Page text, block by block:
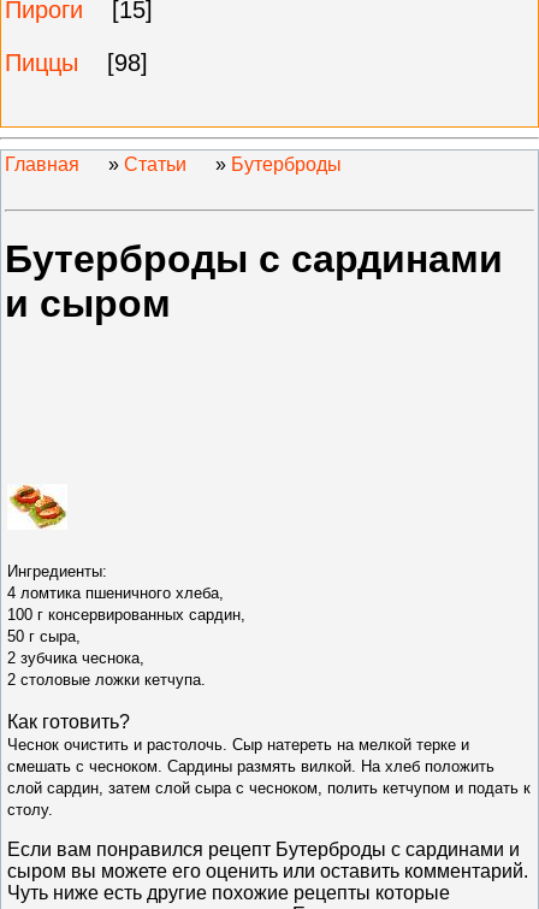
Пироги
[15]
Пиццы
[98]
Главная » Статьи » Бутерброды
Бутерброды с сардинами
и сыром
Ингредиенты:
4 ломтика пшеничного хлеба,
100 г консервированных сардин,
50 г сыра,
2 зубчика чеснока,
2 столовые ложки кетчупа.
Как готовить?
Чеснок очистить и растолочь. Сыр натереть на мелкой терке и
смешать с чесноком. Сардины размять вилкой. На хлеб положить
слой сардин, затем слой сыра с чесноком, полить кетчупом и подать к
столу.
Если вам понравился рецепт Бутерброды с сардинами и
сыром вы можете его оценить или оставить комментарий.
Чуть ниже есть другие похожие рецепты которые